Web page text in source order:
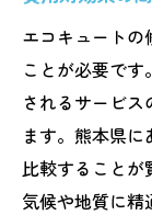
エコキュート
ことが必要で
されるサービス
ます。熊本県に
比較すること
気候や地質に